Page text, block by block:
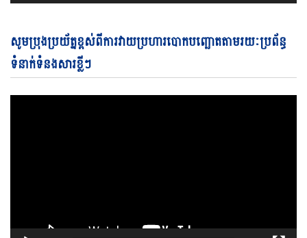
សូមប្រុងប្រយ័ត្នខ្ពស់ពីការវាយប្រហារបោកបញ្ឆោតតាមរយៈប្រព័ន្ធ
ទំនាក់ទំនងសារខ្លីៗ